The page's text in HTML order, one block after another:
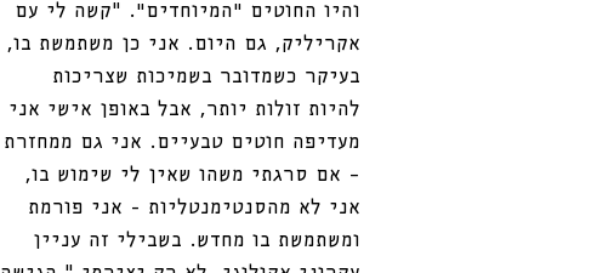
והיו החוטים ״המיוחדים״. “קשה לי עם
אקריליק, גם היום. אני כן משתמשת בו,
בעיקר כשמדובר בשמיכות שצריכות
להיות זולות יותר, אבל באופן אישי אני
מעדיפה חוטים טבעיים. אני גם ממחזרת
– אם סרגתי משהו שאין לי שימוש בו,
אני לא מהסנטימנטליות - אני פורמת
ומשתמשת בו מחדש. בשבילי זה עניין